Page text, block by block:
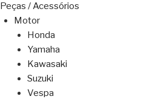
Peças / Acessórios
Motor
Honda
Yamaha
Kawasaki
Suzuki
Vespa